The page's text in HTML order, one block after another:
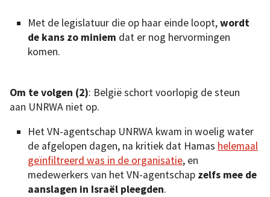
Met de legislatuur die op haar einde loopt,wordt
de kans zo miniem dat er nog hervormingen
komen.
Om te volgen (2): België schort voorlopig de steun
aan UNRWA niet op.
Het VN-agentschap UNRWA kwam in woelig water
de afgelopen dagen, na kritiek dat Hamas helemaal
geïnfiltreerd was in de organisatie, en
medewerkers van het VN-agentschap zelfs mee de
aanslagen in Israël pleegden.